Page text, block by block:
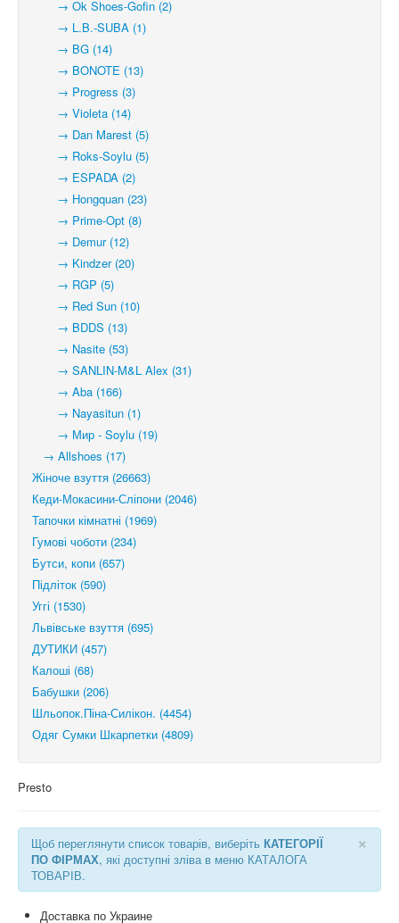
→ Ok Shoes-Gofin (2)
→ L.B.-SUBA (1)
→ BG (14)
→ BONOTE (13)
→ Progress (3)
→ Violeta (14)
→ Dan Marest (5)
→ Roks-Soylu (5)
→ ESPADA (2)
→ Hongquan (23)
→ Prime-Opt (8)
→ Demur (12)
→ Kindzer (20)
→ RGP (5)
→ Red Sun (10)
→ BDDS (13)
→ Nasite (53)
→ SANLIN-M&L Alex (31)
→ Aba (166)
→ Nayasitun (1)
→ Мир - Soylu (19)
→ Allshoes (17)
Жіноче взуття (26663)
Кеди-Мокасини-Сліпони (2046)
Тапочки кімнатні (1969)
Гумові чоботи (234)
Бутси, копи (657)
Підліток (590)
Уггі (1530)
Львівське взуття (695)
ДУТИКИ (457)
Калоші (68)
Бабушки (206)
Шльопок.Піна-Силікон. (4454)
Одяг Сумки Шкарпетки (4809)
Presto
×
Щоб переглянути список товарів, виберіть КАТЕГОРІЇ
ПО ФІРМАХ, які доступні зліва в меню КАТАЛОГА
ТОВАРІВ.
Доставка по Украине